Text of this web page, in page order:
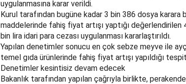
uygulanmasına karar verildi.
Kurul tarafından bugüne kadar 3 bin 386 dosya karara
maddelerinde fahiş fiyat artışı yaptığı
bin lira idari para cezası uygulanması kararlaştırıldı.
Yapılan denetimler sonucu en çok sebze meyve ile
temel gıda ürünlerinde fahiş fiyat artışı yapıldığı
Denetimler kesintisiz devam edecek
Bakanlık tarafından yapılan çağrıyla birlikte,